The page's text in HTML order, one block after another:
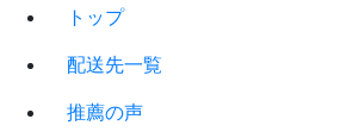
トップ
配送先一覧
推薦の声